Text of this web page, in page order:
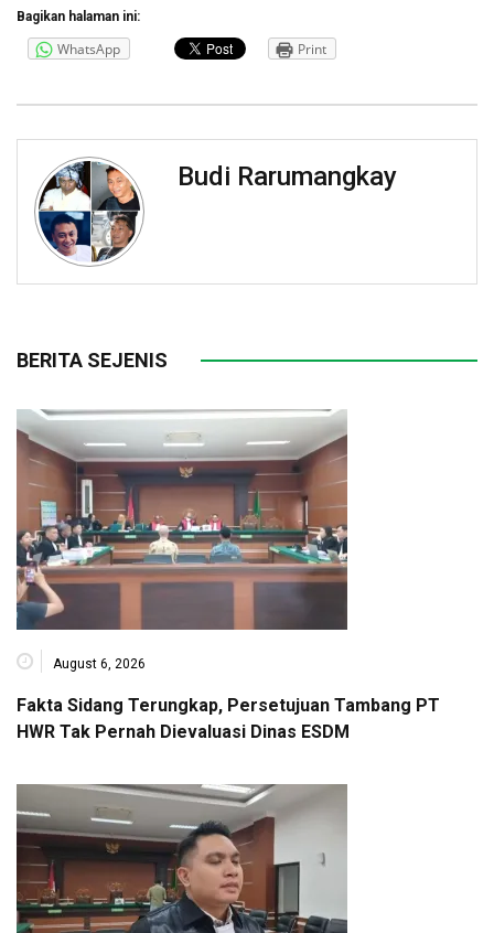
Bagikan halaman ini:
WhatsApp Print
Budi Rarumangkay
BERITA SEJENIS
August 6, 2026
Fakta Sidang Terungkap, Persetujuan Tambang PT
HWR Tak Pernah Dievaluasi Dinas ESDM